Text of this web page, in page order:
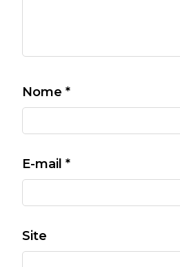
Nome *
E-mail *
Site